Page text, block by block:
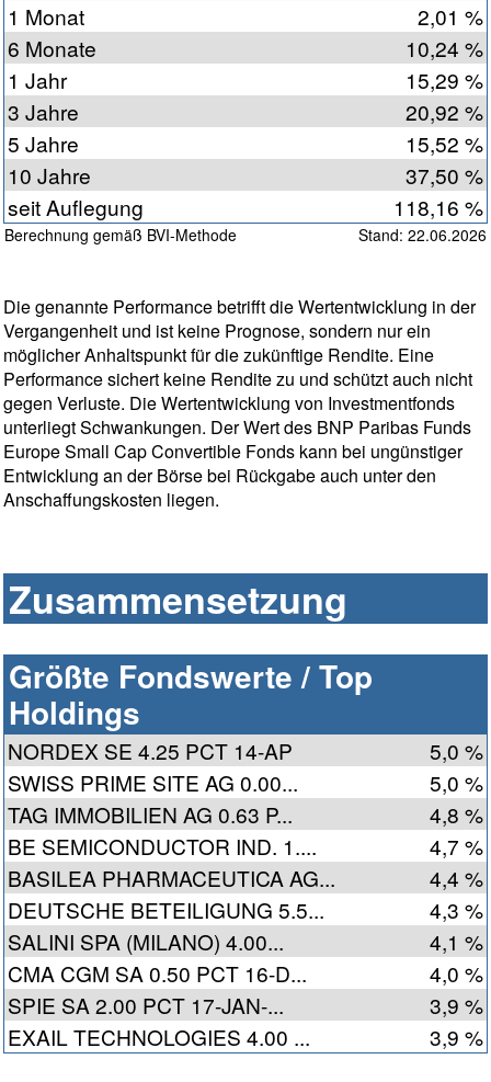
1 Monat
2,01 %
6 Monate
10,24 %
1 Jahr
15,29 %
3 Jahre
20,92 %
5 Jahre
15,52 %
10 Jahre
37,50 %
seit Auflegung
118,16 %
Berechnung gemäß BVI-Methode Stand: 22.06.2026
Die genannte Performance betrifft die Wertentwicklung in der
Vergangenheit und ist keine Prognose, sondern nur ein
möglicher Anhaltspunkt für die zukünftige Rendite. Eine
Performance sichert keine Rendite zu und schützt auch nicht
gegen Verluste. Die Wertentwicklung von Investmentfonds
unterliegt Schwankungen. Der Wert des BNP Paribas Funds
Europe Small Cap Convertible Fonds kann bei ungünstiger
Entwicklung an der Börse bei Rückgabe auch unter den
Anschaffungskosten liegen.
Zusammensetzung
Größte Fondswerte / Top
Holdings
NORDEX SE 4.25 PCT 14-AP
5,0 %
SWISS PRIME SITE AG 0.00...
5,0 %
TAG IMMOBILIEN AG 0.63 P...
4,8 %
BE SEMICONDUCTOR IND. 1....
4,7 %
BASILEA PHARMACEUTICA AG...
4,4 %
DEUTSCHE BETEILIGUNG 5.5...
4,3 %
SALINI SPA (MILANO) 4.00...
4,1 %
CMA CGM SA 0.50 PCT 16-D...
4,0 %
SPIE SA 2.00 PCT 17-JAN-...
3,9 %
EXAIL TECHNOLOGIES 4.00 ...
3,9 %